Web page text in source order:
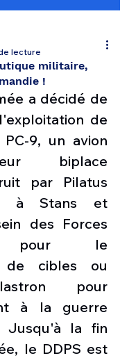
militaire,
!
lecture
a décidé de
de
9, un avion
biplace
par Pilatus
à Stans et
des Forces
pour le
de cibles ou
pour
à la guerre
Jusqu'à la fin
le DDPS est